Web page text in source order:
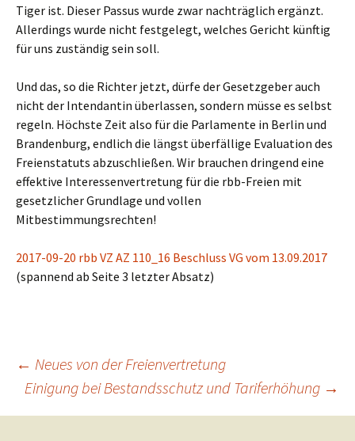
Tiger ist. Dieser Passus wurde zwar nachträglich ergänzt.
Allerdings wurde nicht festgelegt, welches Gericht künftig
für uns zuständig sein soll.
Und das, so die Richter jetzt, dürfe der Gesetzgeber auch
nicht der Intendantin überlassen, sondern müsse es selbst
regeln. Höchste Zeit also für die Parlamente in Berlin und
Brandenburg, endlich die längst überfällige Evaluation des
Freienstatuts abzuschließen. Wir brauchen dringend eine
effektive Interessenvertretung für die rbb-Freien mit
gesetzlicher Grundlage und vollen
Mitbestimmungsrechten!
2017-09-20 rbb VZ AZ 110_16 Beschluss VG vom 13.09.2017
(spannend ab Seite 3 letzter Absatz)
Beitragsnavigation
← Neues von der Freienvertretung
Einigung bei Bestandsschutz und Tariferhöhung →